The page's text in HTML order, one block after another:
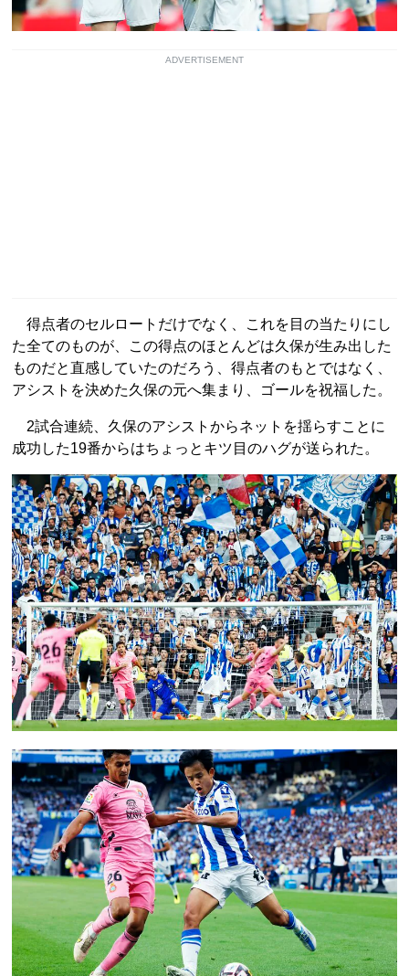
ADVERTISEMENT
得点者のセルロートだけでなく、これを目の当たりにし
た全てのものが、この得点のほとんどは久保が生み出した
ものだと直感していたのだろう、得点者のもとではなく、
アシストを決めた久保の元へ集まり、ゴールを祝福した。
2試合連続、久保のアシストからネットを揺らすことに
成功した19番からはちょっとキツ目のハグが送られた。